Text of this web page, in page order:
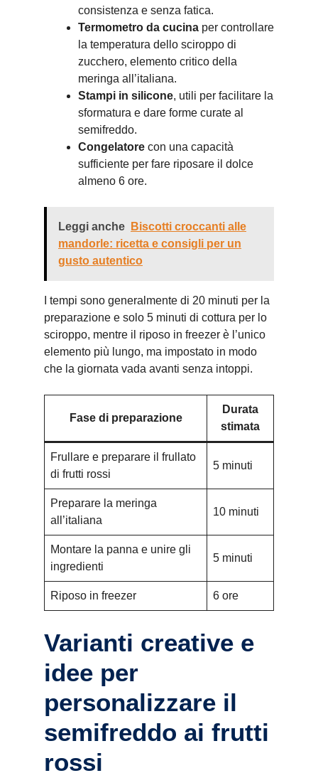
consistenza e senza fatica.
Termometro da cucina per controllare
la temperatura dello sciroppo di
zucchero, elemento critico della
meringa all’italiana.
Stampi in silicone, utili per facilitare la
sformatura e dare forme curate al
semifreddo.
Congelatore con una capacità
sufficiente per fare riposare il dolce
almeno 6 ore.
Leggi anche
Biscotti croccanti alle
mandorle: ricetta e consigli per un
gusto autentico
I tempi sono generalmente di 20 minuti per la
preparazione e solo 5 minuti di cottura per lo
sciroppo, mentre il riposo in freezer è l’unico
elemento più lungo, ma impostato in modo
che la giornata vada avanti senza intoppi.
Fase di preparazione
Durata
stimata
Frullare e preparare il frullato
di frutti rossi
5 minuti
Preparare la meringa
all’italiana
10 minuti
Montare la panna e unire gli
ingredienti
5 minuti
Riposo in freezer 6 ore
Varianti creative e
idee per
personalizzare il
semifreddo ai frutti
rossi